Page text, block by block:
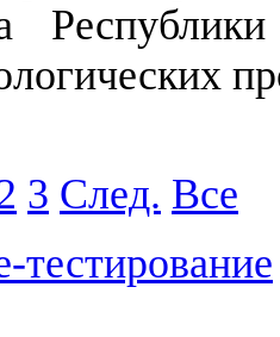
3 След. Все